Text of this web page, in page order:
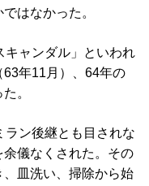
ではなかった。
ャンダル」といわれ
年11月）、64年の
た。
ン後継とも目されな
儀なくされた。その
皿洗い、掃除から始